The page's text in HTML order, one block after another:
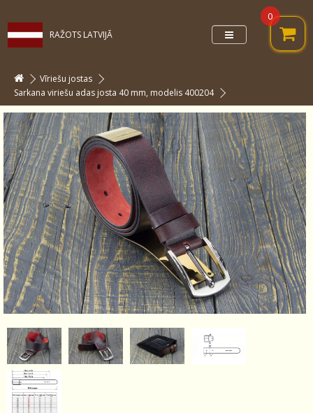
RAŽOTS LATVIJĀ
0
Vīriešu jostas
Sarkana viriešu adas josta 40 mm, modelis 400204